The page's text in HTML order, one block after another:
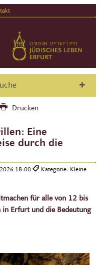
Drucken
Eine
durch die
18:00
Kategorie: Kleine
für alle von 12 bis
in Erfurt und die Bedeutung